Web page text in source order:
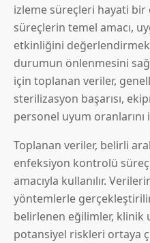
izleme süreçleri hayati bir
süreçlerin temel amacı,
etkinliğini
durumun önlenmesini
için toplanan veriler,
sterilizasyon başarısı,
personel uyum oranlarını
Toplanan veriler, belirli
enfeksiyon kontrolü
amacıyla kullanılır.
yöntemlerle
belirlenen eğilimler, klinik
potansiyel riskleri ortaya